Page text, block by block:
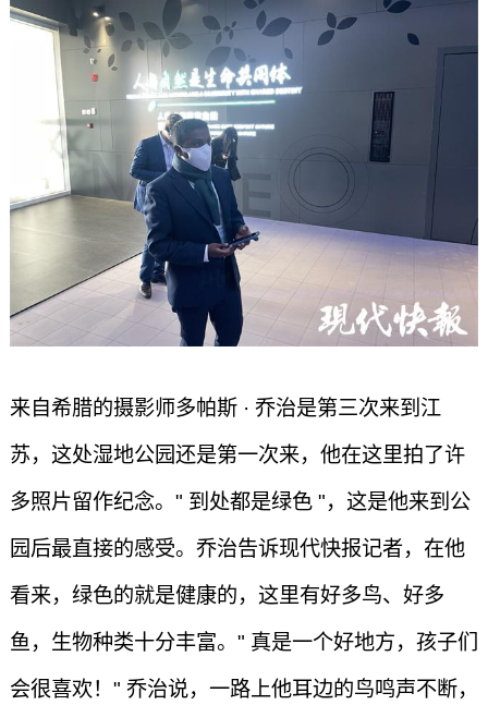
来自希腊的摄影师多帕斯 · 乔治是第三次来到江
苏，这处湿地公园还是第一次来，他在这里拍了许
多照片留作纪念。" 到处都是绿色 "，这是他来到公
园后最直接的感受。乔治告诉现代快报记者，在他
看来，绿色的就是健康的，这里有好多鸟、好多
鱼，生物种类十分丰富。" 真是一个好地方，孩子们
会很喜欢！" 乔治说，一路上他耳边的鸟鸣声不断，